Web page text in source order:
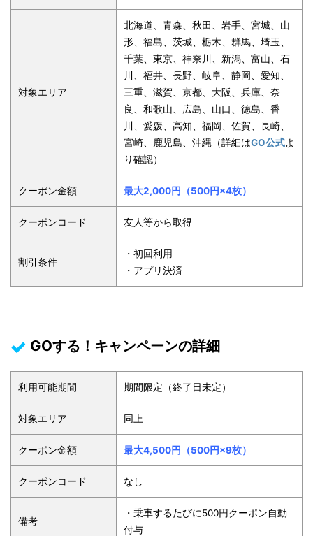
対象エリア
北海道、青森、秋田、岩手、宮城、山
形、福島、茨城、栃木、群馬、埼玉、
千葉、東京、神奈川、新潟、富山、石
川、福井、長野、岐阜、静岡、愛知、
三重、滋賀、京都、大阪、兵庫、奈
良、和歌山、広島、山口、徳島、香
川、愛媛、高知、福岡、佐賀、長崎、
宮崎、鹿児島、沖縄 （詳細はGO公式よ
り確認）
クーポン金額 最大2,000円（500円×4枚）
クーポンコード 友人等から取得
割引条件
・初回利用
・アプリ決済
GOする！キャンペーンの詳細
利用可能期間 期間限定（終了日未定）
対象エリア 同上
クーポン金額 最大4,500円（500円×9枚）
クーポンコード なし
備考
・乗車するたびに500円クーポン自動
付与